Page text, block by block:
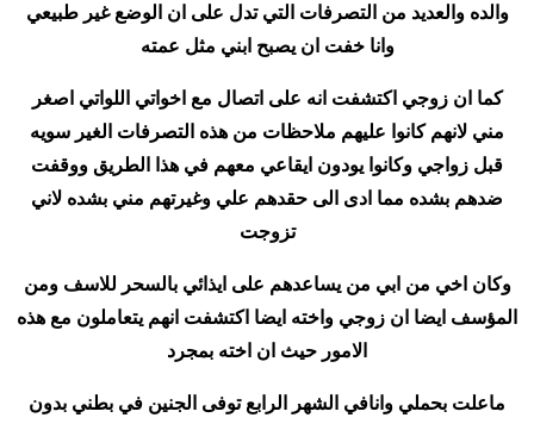
والده والعديد من التصرفات التي تدل على ان الوضع غير طبيعي
وانا خفت ان يصبح ابني مثل عمته
كما ان زوجي اكتشفت انه على اتصال مع اخواتي اللواتي اصغر
مني لانهم كانوا عليهم ملاحظات من هذه التصرفات الغير سويه
قبل زواجي وكانوا يودون ايقاعي معهم في هذا الطريق ووقفت
ضدهم بشده مما ادى الى حقدهم علي وغيرتهم مني بشده لاني
تزوجت
وكان اخي من ابي من يساعدهم على ايذائي بالسحر للاسف ومن
المؤسف ايضا ان زوجي واخته ايضا اكتشفت انهم يتعاملون مع هذه
الامور حيث ان اخته بمجرد
ماعلت بحملي وانافي الشهر الرابع توفى الجنين في بطني بدون